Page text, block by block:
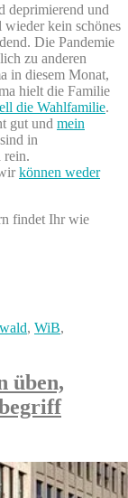
deprimierend und
wieder kein schönes
Die Pandemie
zu anderen
in diesem Monat,
hielt die Familie
die Wahlfamilie.
gut und mein
in
rein.
können weder
findet Ihr wie
Kategorien
wald, WiB,
üben,